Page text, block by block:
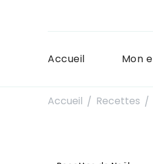
Accueil Mon
Accueil / Recettes /